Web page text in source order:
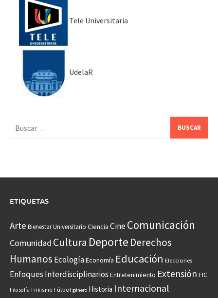
Tele Universitaria
UdelaR
ETIQUETAS
Arte Bienestar Universitario Ciencia CineComunicación
Comunidad Cultura Deporte Derechos
Humanos EcologíaEconomía Educación Elecciones
Enfoques Interdisciplinarios Entretenimiento Extensión FIC
Filosofía Frikismo Fútbol género Historia Internacional